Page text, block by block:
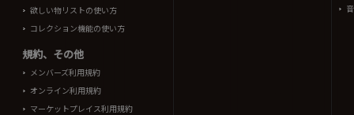
欲しい物リストの使い方
コレクション機能の使い方
規約、その他
メンバーズ利用規約
オンライン利用規約
マーケットプレイス利用規約